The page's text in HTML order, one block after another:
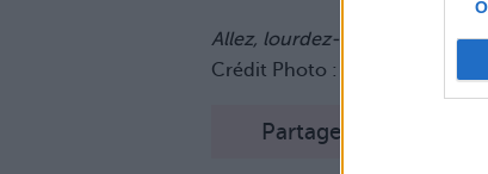
Allez, lourdez-le, vous valez
Crédit Photo :
Partager sur Facebook